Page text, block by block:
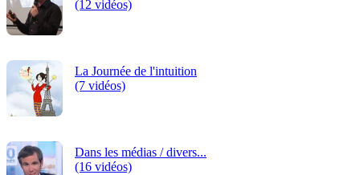
(12 vidéos)
La Journée de l'intuition
(7 vidéos)
Dans les médias / divers...
(16 vidéos)